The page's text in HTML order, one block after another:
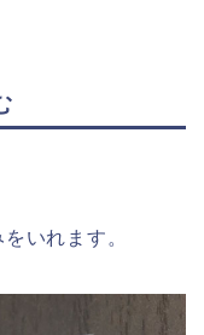
いれます。